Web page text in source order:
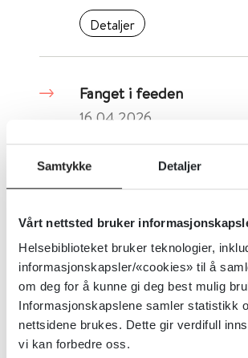
Samtykke Detaljer
Vårt nettsted bruker
Helsebiblioteket bruker teknologier,
informasjonskapsler/«cookies» til å
om deg for å kunne gi deg best mulig
Informasjonskapslene samler statistikk
nettsidene brukes. Dette gir verdifull
vi kan forbedre oss.
Detaljer
Fanget i feeden
16.04.2026
FinnHjelpemiddel
07.04.2026
Detaljer
Filmer og andre